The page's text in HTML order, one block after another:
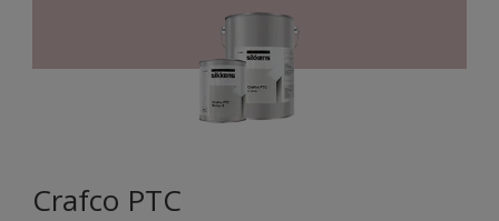
Crafco PTC